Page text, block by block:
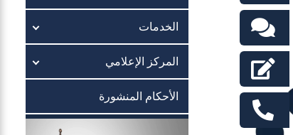
الخدمات
المركز الإعلامي
الأحكام المنشورة